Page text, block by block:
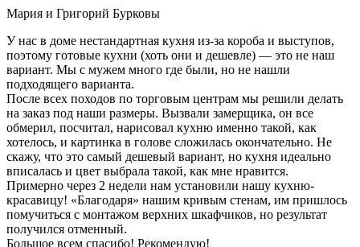
Мария и Григорий Бурковы
У нас в доме нестандартная кухня из-за короба и выступов,
поэтому готовые кухни (хоть они и дешевле) — это не наш
вариант. Мы с мужем много где были, но не нашли
подходящего варианта.
После всех походов по торговым центрам мы решили делать
на заказ под наши размеры. Вызвали замерщика, он все
обмерил, посчитал, нарисовал кухню именно такой, как
хотелось, и картинка в голове сложилась окончательно. Не
скажу, что это самый дешевый вариант, но кухня идеально
вписалась и цвет выбрала такой, как мне нравится.
Примерно через 2 недели нам установили нашу кухню-
красавицу! «Благодаря» нашим кривым стенам, им пришлось
помучиться с монтажом верхних шкафчиков, но результат
получился отменный.
Большое всем спасибо! Рекомендую!